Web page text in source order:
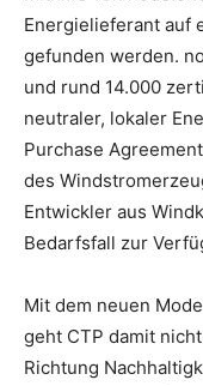
Energielieferant auf
gefunden werden.
und rund 14.000
neutraler, lokaler
Purchase
des
Entwickler aus
Bedarfsfall zur
Mit dem neuen
geht CTP damit
Richtung